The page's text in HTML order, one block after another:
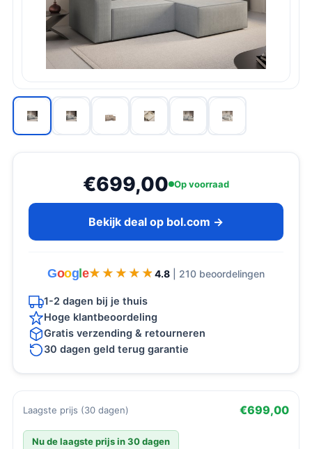
€699,00 Op voorraad
Bekijk deal op bol.com →
Goog e★★★★★
★★★★★ 4.8 | 210 beoordelingen
1-2 dagen bij je thuis
Hoge klantbeoordeling
Gratis verzending & retourneren
30 dagen geld terug garantie
Laagste prijs (30 dagen) €699,00
Nu de laagste prijs in 30 dagen